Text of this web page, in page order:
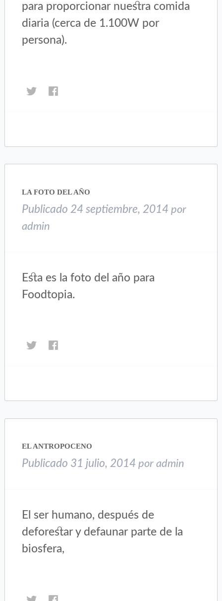
para proporcionar nuestra comida
diaria (cerca de 1.100W por
persona).
Haz
clic
Twitter
abre
una
ventana
nueva)
Facebook
abre
una
ventana
nueva)
LA FOTO DEL AÑO
Publicado 24 septiembre, 2014 por
admin
Esta es la foto del año para
Foodtopia.
Haz
clic
Twitter
abre
una
ventana
nueva)
Facebook
abre
una
ventana
nueva)
EL ANTROPOCENO
Publicado 31 julio, 2014 por admin
El ser humano, después de
deforestar y defaunar parte de la
biosfera,